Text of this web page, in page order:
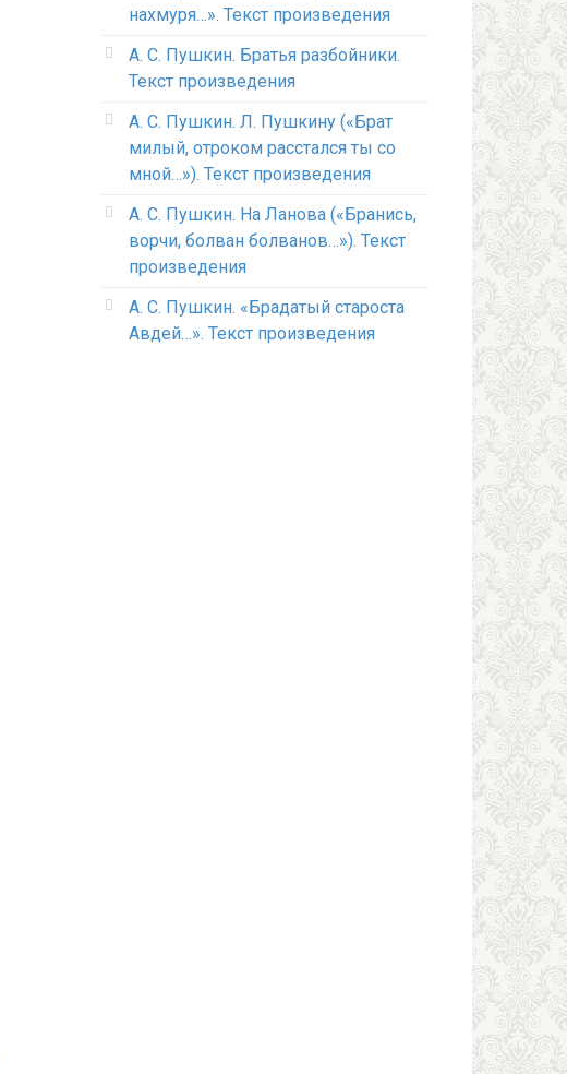
нахмуря…». Текст произведения
А. С. Пушкин. Братья разбойники.
Текст произведения
А. С. Пушкин. Л. Пушкину («Брат
милый, отроком расстался ты со
мной…»). Текст произведения
А. С. Пушкин. На Ланова («Бранись,
ворчи, болван болванов…»). Текст
произведения
А. С. Пушкин. «Брадатый староста
Авдей…». Текст произведения